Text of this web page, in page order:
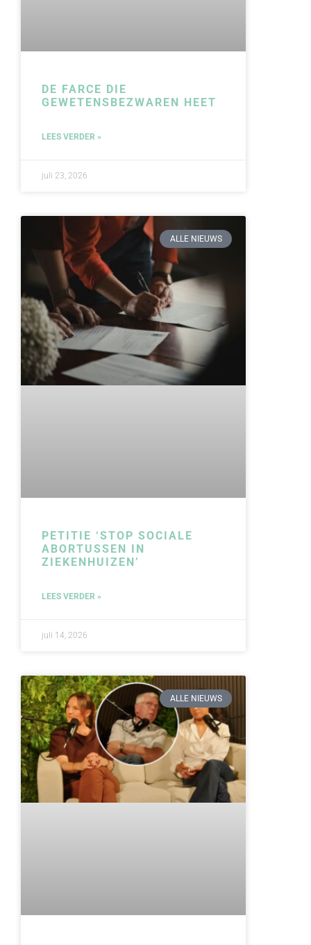
DE FARCE DIE
GEWETENSBEZWAREN HEET
LEES VERDER »
juli 23, 2026
ALLE NIEUWS
PETITIE ‘STOP SOCIALE
ABORTUSSEN IN
ZIEKENHUIZEN’
LEES VERDER »
juli 14, 2026
ALLE NIEUWS